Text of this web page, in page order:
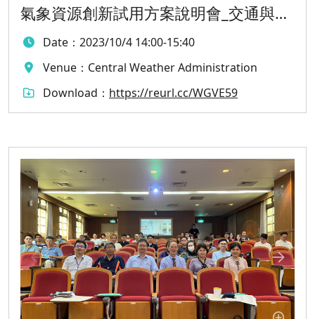
氣象資源創新試用方案說明會_交通與防
災領域
Date： 2023/10/4 14:00-15:40
Venue： Central Weather Administration
Download： https://reurl.cc/WGVE59